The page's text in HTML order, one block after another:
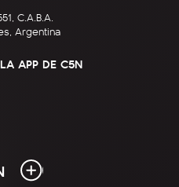
C.A.B.A.
Argentina
APP DE C5N